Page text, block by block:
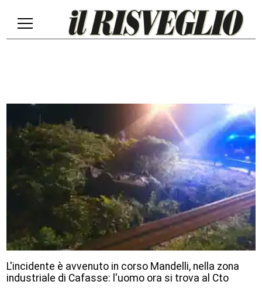
L'incidente è avvenuto in corso Mandelli, nella zona
industriale di Cafasse: l'uomo ora si trova al Cto